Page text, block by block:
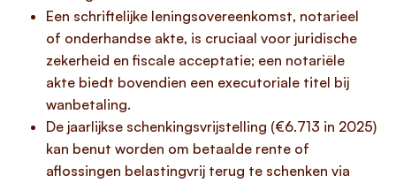
Een schriftelijke leningsovereenkomst, notarieel
of onderhandse akte, is cruciaal voor juridische
zekerheid en fiscale acceptatie; een notariële
akte biedt bovendien een executoriale titel bij
wanbetaling.
De jaarlijkse schenkingsvrijstelling (€6.713 in 2025)
kan benut worden om betaalde rente of
aflossingen belastingvrij terug te schenken via